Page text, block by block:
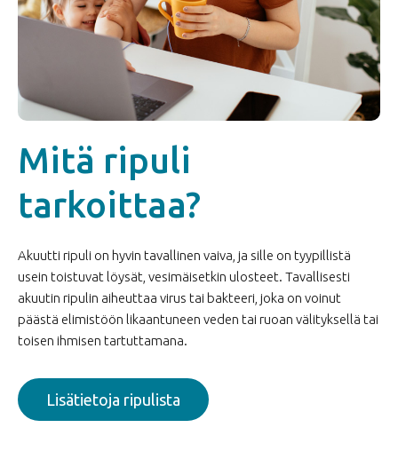
Mitä ripuli
tarkoittaa?
Akuutti ripuli on hyvin tavallinen vaiva, ja sille on tyypillistä
usein toistuvat löysät, vesimäisetkin ulosteet. Tavallisesti
akuutin ripulin aiheuttaa virus tai bakteeri, joka on voinut
päästä elimistöön likaantuneen veden tai ruoan välityksellä tai
toisen ihmisen tartuttamana.
Lisätietoja ripulista